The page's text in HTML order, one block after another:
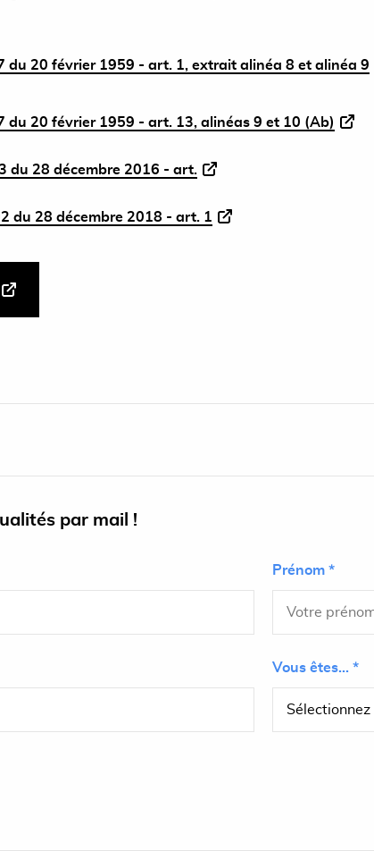
du 20 février 1959 - art. 1, extrait alinéa 8 et alinéa 9
du 20 février 1959 - art. 13, alinéas 9 et 10 (Ab)
du 28 décembre 2016 - art.
du 28 décembre 2018 - art. 1
par mail !
Prénom *
Vous êtes... *